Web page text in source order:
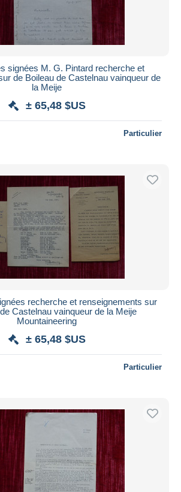
signées M. G. Pintard recherche et
de Boileau de Castelnau vainqueur de
la Meije
± 65,48 $US
Particulier
recherche et renseignements sur
Castelnau vainqueur de la Meije
Mountaineering
± 65,48 $US
Particulier